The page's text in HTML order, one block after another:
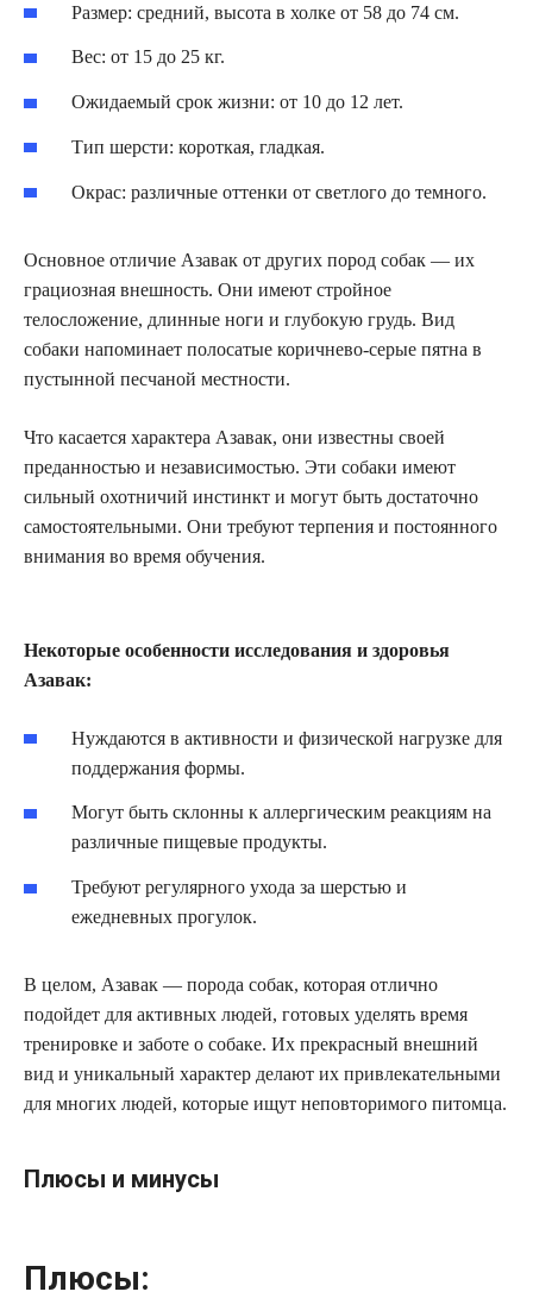
Размер: средний, высота в холке от 58 до 74 см.
Вес: от 15 до 25 кг.
Ожидаемый срок жизни: от 10 до 12 лет.
Тип шерсти: короткая, гладкая.
Окрас: различные оттенки от светлого до темного.
Основное отличие Азавак от других пород собак — их
грациозная внешность. Они имеют стройное
телосложение, длинные ноги и глубокую грудь. Вид
собаки напоминает полосатые коричнево-серые пятна в
пустынной песчаной местности.
Что касается характера Азавак, они известны своей
преданностью и независимостью. Эти собаки имеют
сильный охотничий инстинкт и могут быть достаточно
самостоятельными. Они требуют терпения и постоянного
внимания во время обучения.
Некоторые особенности исследования и здоровья
Азавак:
Нуждаются в активности и физической нагрузке для
поддержания формы.
Могут быть склонны к аллергическим реакциям на
различные пищевые продукты.
Требуют регулярного ухода за шерстью и
ежедневных прогулок.
В целом, Азавак — порода собак, которая отлично
подойдет для активных людей, готовых уделять время
тренировке и заботе о собаке. Их прекрасный внешний
вид и уникальный характер делают их привлекательными
для многих людей, которые ищут неповторимого питомца.
Плюсы и минусы
Плюсы: